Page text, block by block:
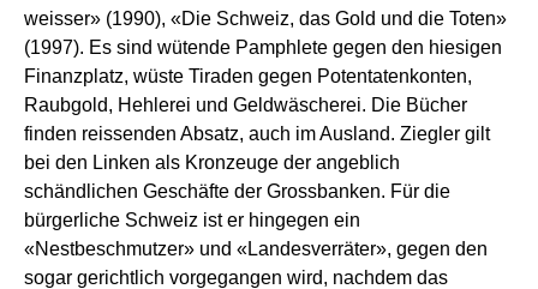
weisser» (1990), «Die Schweiz, das Gold und die Toten»
(1997). Es sind wütende Pamphlete gegen den hiesigen
Finanzplatz, wüste Tiraden gegen Potentatenkonten,
Raubgold, Hehlerei und Geldwäscherei. Die Bücher
finden reissenden Absatz, auch im Ausland. Ziegler gilt
bei den Linken als Kronzeuge der angeblich
schändlichen Geschäfte der Grossbanken. Für die
bürgerliche Schweiz ist er hingegen ein
«Nestbeschmutzer» und «Landesverräter», gegen den
sogar gerichtlich vorgegangen wird, nachdem das